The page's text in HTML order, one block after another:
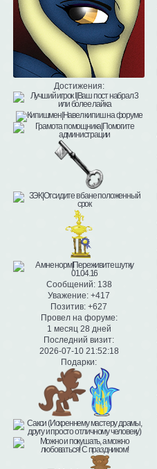
Достижения:
Сообщений:138
Уважение: +417
Позитив: +627
Провел на форуме:
1 месяц 28 дней
Последний визит:
2026-07-10 21:52:18
Подарки: